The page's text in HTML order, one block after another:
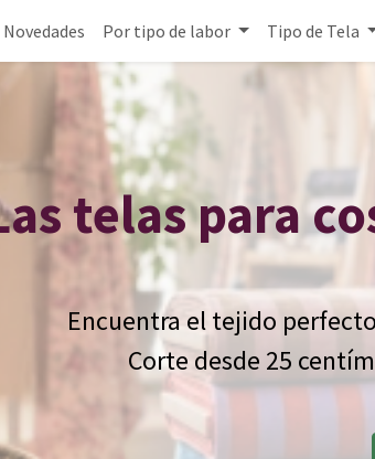
Novedades Por tipo de labor Tipo de Tela
telas para
Encuentra el tejido
Corte desde 25